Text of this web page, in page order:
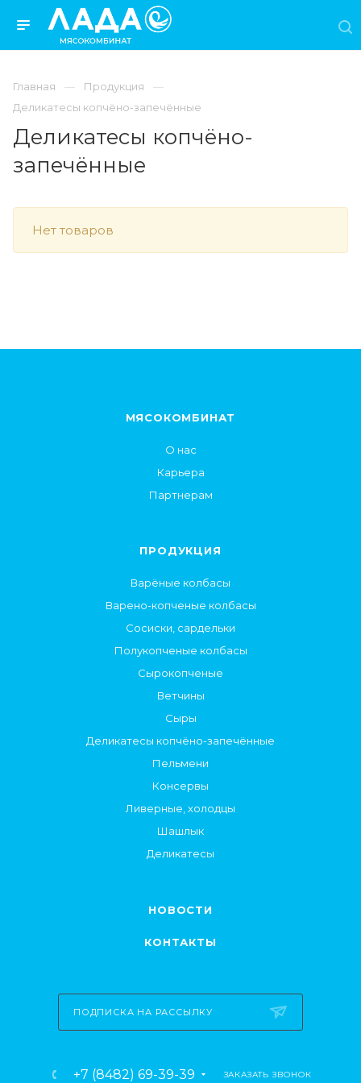
Главная
Продукция
Деликатесы копчёно-запечённые
Деликатесы копчёно-
запечённые
Нет товаров
МЯСОКОМБИНАТ
О нас
Карьера
Партнерам
ПРОДУКЦИЯ
Варёные колбасы
Варено-копченые колбасы
Сосиски, сардельки
Полукопченые колбасы
Сырокопченые
Ветчины
Сыры
Деликатесы копчёно-запечённые
Пельмени
Консервы
Ливерные, холодцы
Шашлык
Деликатесы
НОВОСТИ
КОНТАКТЫ
ПОДПИСКА НА РАССЫЛКУ
+7 (8482) 69-39-39 ЗАКАЗАТЬ ЗВОНОК